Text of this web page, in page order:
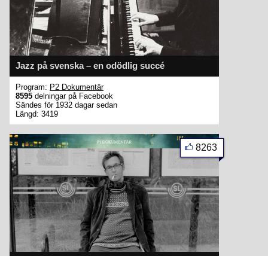
Jazz på svenska – en odödlig succé
Program: P2 Dokumentär
8595 delningar på Facebook
Sändes för 1932 dagar sedan
Längd: 3419
8263